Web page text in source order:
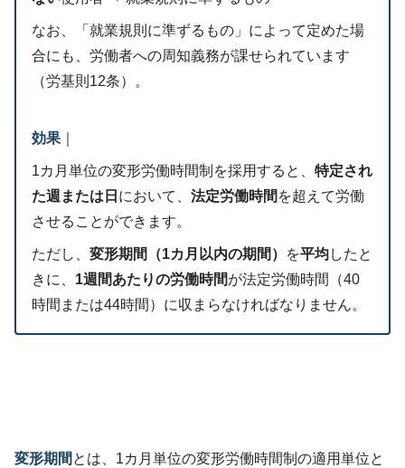
なお、「就業規則に準ずるもの」によって定めた場
合にも、労働者への周知義務が課せられています
（労基則12条）。
効果
1カ月単位の変形労働時間制を採用すると、特定され
た週または日 において、法定労働時間 を超えて労働
させることができます。
ただし、変形期間（1カ月以内の期間） を平均したと
きに、 1週間あたりの労働時間が法定労働時間（40
時間または44時間）に収まらなければなりません。
変形期間 とは、1カ月単位の変形労働時間制の適用単位と